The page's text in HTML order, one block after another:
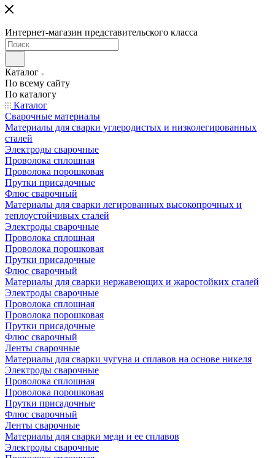
Интернет-магазин представительского класса
Каталог
По всему сайту
По каталогу
Каталог
Сварочные материалы
Материалы для сварки углеродистых и низколегированных
сталей
Электроды сварочные
Проволока сплошная
Проволока порошковая
Прутки присадочные
Флюс сварочный
Материалы для сварки легированных высокопрочных и
теплоустойчивых сталей
Электроды сварочные
Проволока сплошная
Проволока порошковая
Прутки присадочные
Флюс сварочный
Материалы для сварки нержавеющих и жаростойких сталей
Электроды сварочные
Проволока сплошная
Проволока порошковая
Прутки присадочные
Флюс сварочный
Ленты сварочные
Материалы для сварки чугуна и сплавов на основе никеля
Электроды сварочные
Проволока сплошная
Проволока порошковая
Прутки присадочные
Флюс сварочный
Ленты сварочные
Материалы для сварки меди и ее сплавов
Электроды сварочные